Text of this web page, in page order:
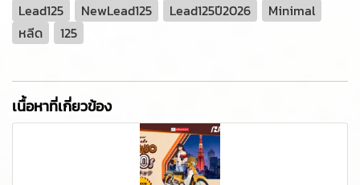
Lead125 NewLead125 Lead125ปี2026
Minimal
หลีด
125
เนื้อหาที่เกี่ยวข้อง